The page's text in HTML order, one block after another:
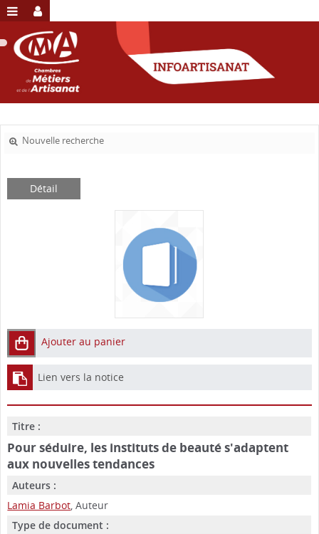
Nouvelle recherche
Détail
Ajouter au panier
Lien vers la notice
Titre :
Pour séduire, les instituts de beauté s'adaptent
aux nouvelles tendances
Auteurs :
Lamia Barbot, Auteur
Type de document :